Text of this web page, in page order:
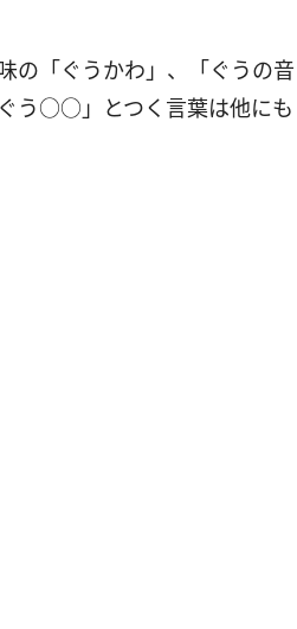
の「ぐうかわ」、「ぐうの音
う○○」とつく言葉は他にも